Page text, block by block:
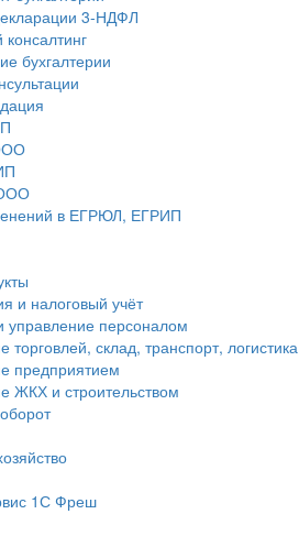
3-НДФЛ
консалтинг
бухгалтерии
в ЕГРЮЛ, ЕГРИП
и налоговый учёт
управление персоналом
торговлей, склад, транспорт, логистика
предприятием
ЖКХ и строительством
1С Фреш